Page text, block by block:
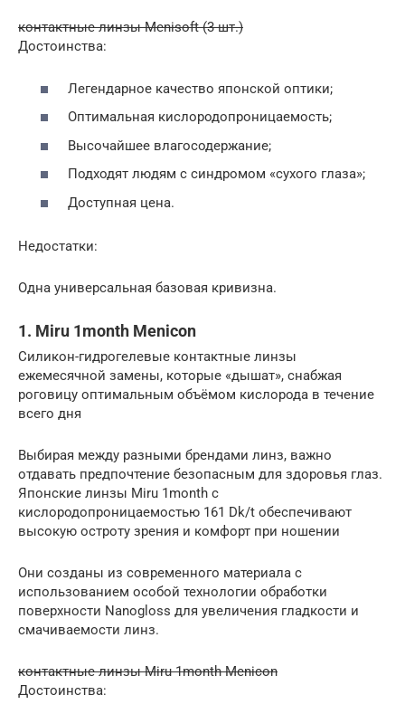
контактные линзы Menisoft (3 шт.)
Достоинства:
Легендарное качество японской оптики;
Оптимальная кислородопроницаемость;
Высочайшее влагосодержание;
Подходят людям с синдромом «сухого глаза»;
Доступная цена.
Недостатки:
Одна универсальная базовая кривизна.
1. Miru 1month Menicon
Силикон-гидрогелевые контактные линзы
ежемесячной замены, которые «дышат», снабжая
роговицу оптимальным объёмом кислорода в течение
всего дня
Выбирая между разными брендами линз, важно
отдавать предпочтение безопасным для здоровья глаз.
Японские линзы Miru 1month с
кислородопроницаемостью 161 Dk/t обеспечивают
высокую остроту зрения и комфорт при ношении
Они созданы из современного материала с
использованием особой технологии обработки
поверхности Nanogloss для увеличения гладкости и
смачиваемости линз.
контактные линзы Miru 1month Menicon
Достоинства: